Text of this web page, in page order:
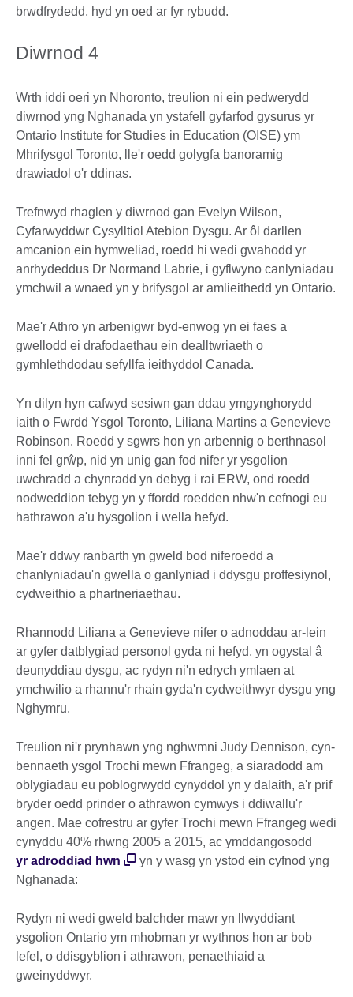
brwdfrydedd, hyd yn oed ar fyr rybudd.
Diwrnod 4
Wrth iddi oeri yn Nhoronto, treulion ni ein pedwerydd
diwrnod yng Nghanada yn ystafell gyfarfod gysurus yr
Ontario Institute for Studies in Education (OISE) ym
Mhrifysgol Toronto, lle'r oedd golygfa banoramig
drawiadol o'r ddinas.
Trefnwyd rhaglen y diwrnod gan Evelyn Wilson,
Cyfarwyddwr Cysylltiol Atebion Dysgu. Ar ôl darllen
amcanion ein hymweliad, roedd hi wedi gwahodd yr
anrhydeddus Dr Normand Labrie, i gyflwyno canlyniadau
ymchwil a wnaed yn y brifysgol ar amlieithedd yn Ontario.
Mae'r Athro yn arbenigwr byd-enwog yn ei faes a
gwellodd ei drafodaethau ein dealltwriaeth o
gymhlethdodau sefyllfa ieithyddol Canada.
Yn dilyn hyn cafwyd sesiwn gan ddau ymgynghorydd
iaith o Fwrdd Ysgol Toronto, Liliana Martins a Genevieve
Robinson. Roedd y sgwrs hon yn arbennig o berthnasol
inni fel grŵp, nid yn unig gan fod nifer yr ysgolion
uwchradd a chynradd yn debyg i rai ERW, ond roedd
nodweddion tebyg yn y ffordd roedden nhw'n cefnogi eu
hathrawon a'u hysgolion i wella hefyd.
Mae'r ddwy ranbarth yn gweld bod niferoedd a
chanlyniadau'n gwella o ganlyniad i ddysgu proffesiynol,
cydweithio a phartneriaethau.
Rhannodd Liliana a Genevieve nifer o adnoddau ar-lein
ar gyfer datblygiad personol gyda ni hefyd, yn ogystal â
deunyddiau dysgu, ac rydyn ni'n edrych ymlaen at
ymchwilio a rhannu'r rhain gyda'n cydweithwyr dysgu yng
Nghymru.
Treulion ni'r prynhawn yng nghwmni Judy Dennison, cyn-
bennaeth ysgol Trochi mewn Ffrangeg, a siaradodd am
oblygiadau eu poblogrwydd cynyddol yn y dalaith, a'r prif
bryder oedd prinder o athrawon cymwys i ddiwallu'r
angen. Mae cofrestru ar gyfer Trochi mewn Ffrangeg wedi
cynyddu 40% rhwng 2005 a 2015, ac ymddangosodd
yr adroddiad hwn
yn y wasg yn ystod ein cyfnod yng
Nghanada:
Rydyn ni wedi gweld balchder mawr yn llwyddiant
ysgolion Ontario ym mhobman yr wythnos hon ar bob
lefel, o ddisgyblion i athrawon, penaethiaid a
gweinyddwyr.